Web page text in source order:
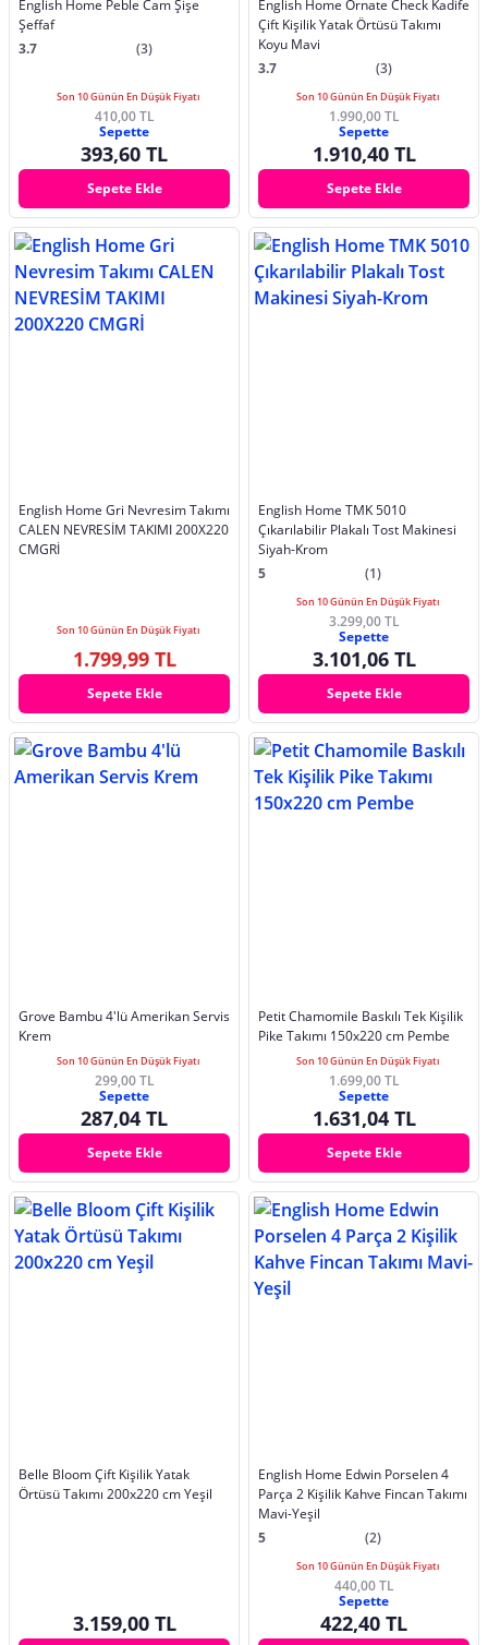
English Home Peble Cam Şişe
Şeffaf
3.7
(3)
Son 10 Günün En Düşük Fiyatı
410,00 TL
Sepette
393,60 TL
Sepete Ekle
English Home Ornate Check Kadife
Çift Kişilik Yatak Örtüsü Takımı
Koyu Mavi
3.7
(3)
Son 10 Günün En Düşük Fiyatı
1.990,00 TL
Sepette
1.910,40 TL
Sepete Ekle
English Home Gri Nevresim Takımı
CALEN NEVRESİM TAKIMI 200X220
CMGRİ
Son 10 Günün En Düşük Fiyatı
1.799,99 TL
Sepete Ekle
English Home TMK 5010
Çıkarılabilir Plakalı Tost Makinesi
Siyah-Krom
5
(1)
Son 10 Günün En Düşük Fiyatı
3.299,00 TL
Sepette
3.101,06 TL
Sepete Ekle
Grove Bambu 4'lü Amerikan Servis
Krem
Son 10 Günün En Düşük Fiyatı
299,00 TL
Sepette
287,04 TL
Sepete Ekle
Petit Chamomile Baskılı Tek Kişilik
Pike Takımı 150x220 cm Pembe
Son 10 Günün En Düşük Fiyatı
1.699,00 TL
Sepette
1.631,04 TL
Sepete Ekle
Belle Bloom Çift Kişilik Yatak
Örtüsü Takımı 200x220 cm Yeşil
3.159,00 TL
English Home Edwin Porselen 4
Parça 2 Kişilik Kahve Fincan Takımı
Mavi-Yeşil
5
(2)
Son 10 Günün En Düşük Fiyatı
440,00 TL
Sepette
422,40 TL